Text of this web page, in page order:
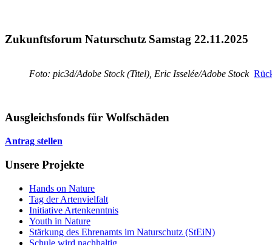
Zukunftsforum Naturschutz Samstag 22.11.2025
Foto: pic3d/Adobe Stock (Titel), Eric Isselée/Adobe Stock
Ausgleichsfonds für Wolfschäden
Antrag stellen
Unsere Projekte
Hands on Nature
Tag der Artenvielfalt
Initiative Artenkenntnis
Youth in Nature
Stärkung des Ehrenamts im Naturschutz (StEiN)
Schule wird nachhaltig